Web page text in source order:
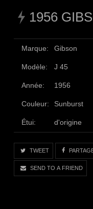
1956
Marque: Gibson
Modèle: J 45
Année: 1956
Couleur: Sunburst
Étui: d'origine
TWEET
SEND TO A FRIEND